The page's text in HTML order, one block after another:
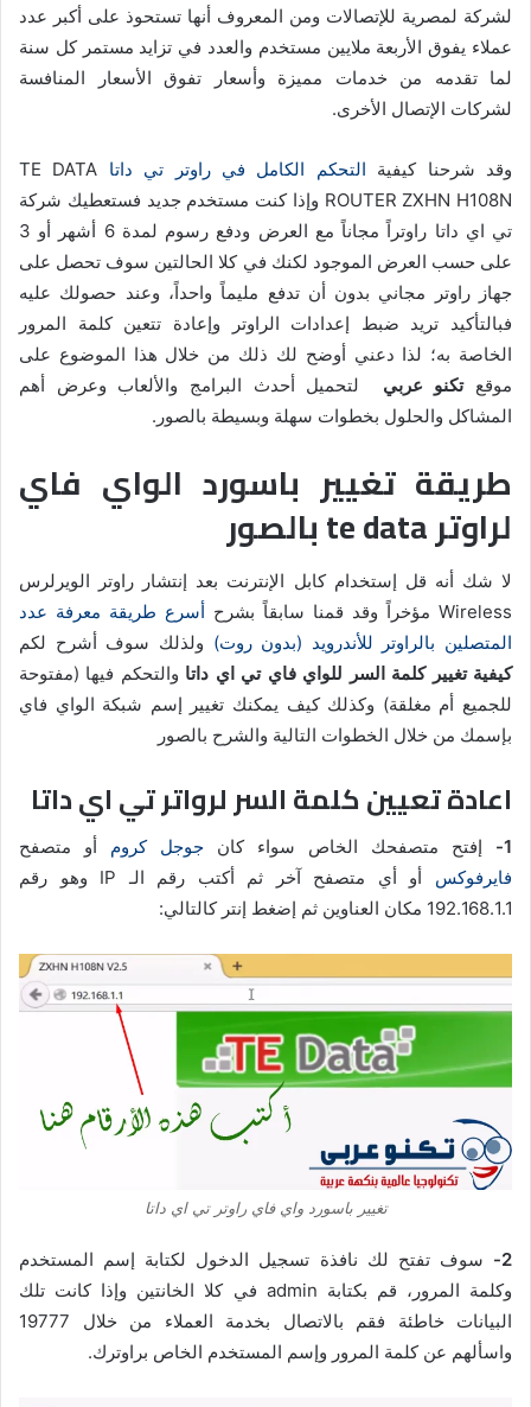
لشركة لمصرية للإتصالات ومن المعروف أنها تستحوذ على أكبر عدد
عملاء يفوق الأربعة ملايين مستخدم والعدد في تزايد مستمر كل سنة
لما تقدمه من خدمات مميزة وأسعار تفوق الأسعار المنافسة
لشركات الإتصال الأخرى.
وقد شرحنا كيفية التحكم الكامل في راوتر تي داتا TE DATA
ROUTER ZXHN H108N وإذا كنت مستخدم جديد فستعطيك شركة
تي اي داتا راوتراً مجاناً مع العرض ودفع رسوم لمدة 6 أشهر أو 3
على حسب العرض الموجود لكنك في كلا الحالتين سوف تحصل على
جهاز راوتر مجاني بدون أن تدفع مليماً واحداً، وعند حصولك عليه
فبالتأكيد تريد ضبط إعدادات الراوتر وإعادة تتعين كلمة المرور
الخاصة به؛ لذا دعني أوضح لك ذلك من خلال هذا الموضوع على
موقعتكنو عربي لتحميل أحدث البرامج والألعاب وعرض أهم
المشاكل والحلول بخطوات سهلة وبسيطة بالصور.
طريقة تغيير باسورد الواي فاي
لراوتر te data بالصور
لا شك أنه قل إستخدام كابل الإنترنت بعد إنتشار راوتر الويرلرس
Wireless مؤخراً وقد قمنا سابقاً بشرح
أسرع طريقة معرفة عدد
المتصلين بالراوتر للأندرويد (بدون روت) ولذلك سوف أشرح لكم
كيفية تغيير كلمة السر للواي فاي تي اي داتا والتحكم فيها (مفتوحة
للجميع أم مغلقة) وكذلك كيف يمكنك تغيير إسم شبكة الواي فاي
بإسمك من خلال الخطوات التالية والشرح بالصور
اعادة تعيين كلمة السر لرواتر تي اي داتا
1- إفتح متصفحك الخاص سواء كان جوجل كروم أو متصفح
فايرفوكس
أو أي متصفح آخر ثم أكتب رقم الـ IP وهو رقم
192.168.1.1 مكان العناوين ثم إضغط إنتر كالتالي:
تغيير باسورد واي فاي راوتر تي اي داتا
2-
سوف تفتح لك نافذة تسجيل الدخول لكتابة إسم المستخدم
وكلمة المرور، قم بكتابة admin في كلا الخانتين وإذا كانت تلك
البيانات خاطئة فقم بالاتصال بخدمة العملاء من خلال 19777
واسألهم عن كلمة المرور وإسم المستخدم الخاص براوترك.